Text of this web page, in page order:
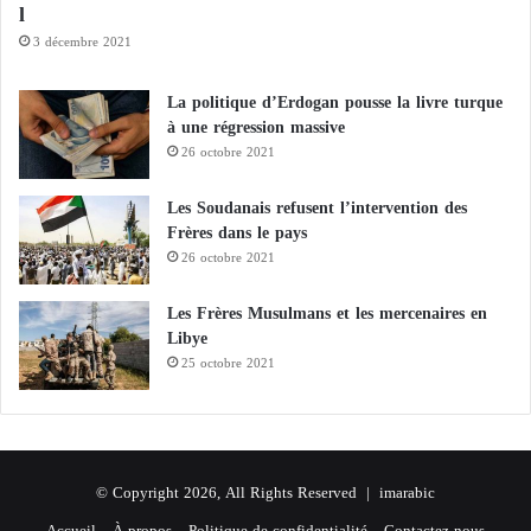
fabriquer une bombe.
e
s
l
3 décembre 2021
La politique d’Erdogan pousse la livre turque
à une régression massive
26 octobre 2021
Les Soudanais refusent l’intervention des
Frères dans le pays
26 octobre 2021
Les Frères Musulmans et les mercenaires en
Libye
25 octobre 2021
© Copyright 2026, All Rights Reserved | imarabic